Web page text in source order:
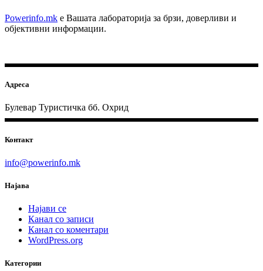
Powerinfo.mk e Вашата лабораторија за брзи, доверливи и
објективни информации.
Адреса
Булевар Туристичка бб. Охрид
Контакт
info@powerinfo.mk
Најава
Најави се
Канал со записи
Канал со коментари
WordPress.org
Категории